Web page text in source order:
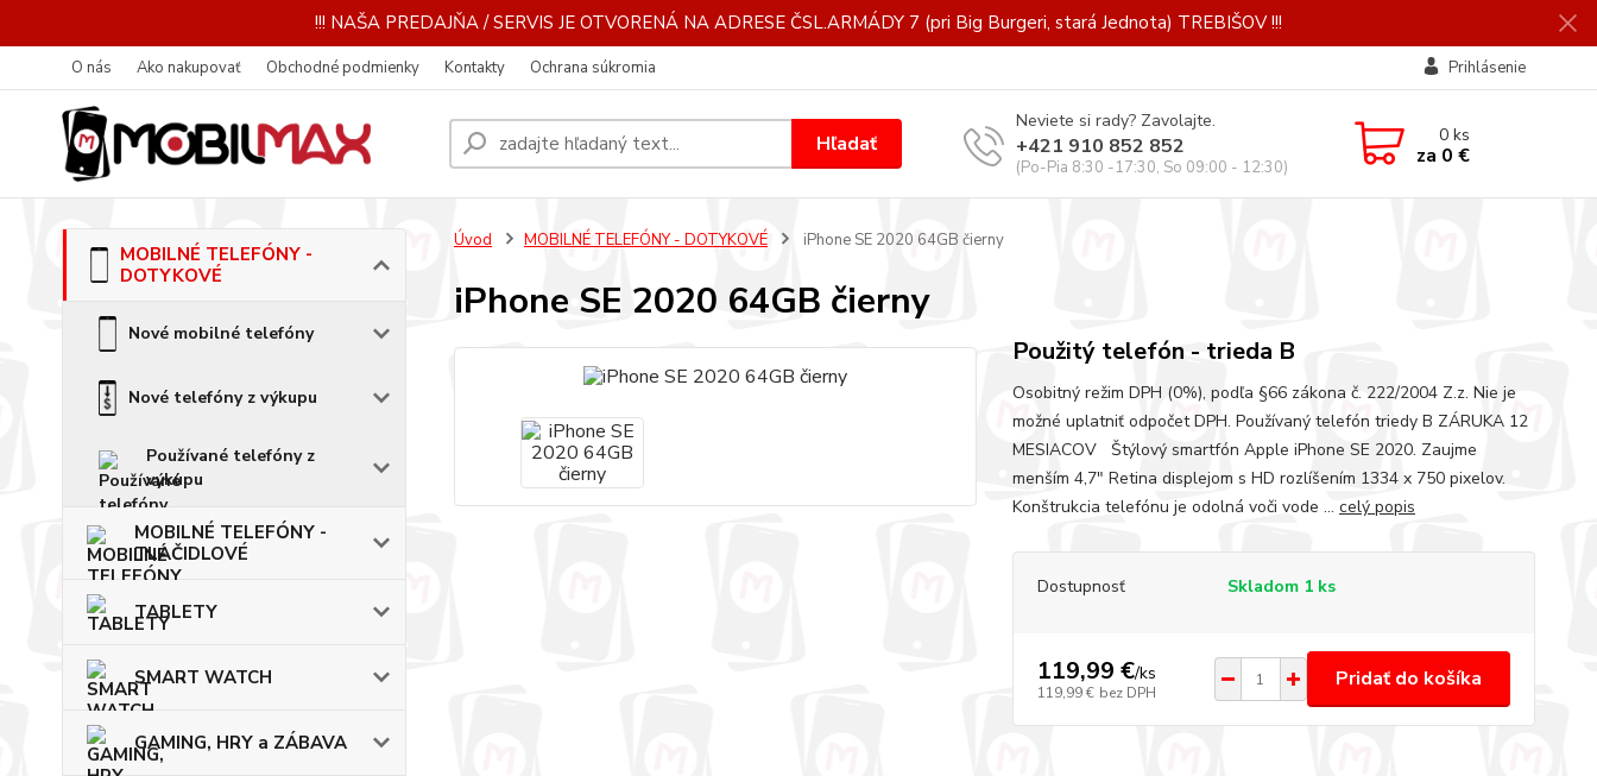
!!! NAŠA PREDAJŇA / SERVIS JE OTVORENÁ NA ADRESE ČSL.ARMÁDY 7 (pri Big Burgeri, stará Jednota) TREBIŠOV !!!
O nás Ako nakupovať Obchodné podmienky Kontakty Ochrana súkromia Prihlásenie
Hľadať
Neviete si rady? Zavolajte.
+421 910 852 852
(Po-Pia 8:30 -17:30, So 09:00 - 12:30)
0ks
za 0 €
MOBILNÉ TELEFÓNY -
DOTYKOVÉ
Nové mobilné telefóny
Nové telefóny z výkupu
Používané telefóny z
výkupu
MOBILNÉ TELEFÓNY -
TLAČIDLOVÉ
TABLETY
SMART WATCH
GAMING, HRY a ZÁBAVA
Úvod MOBILNÉ TELEFÓNY - DOTYKOVÉ iPhone SE 2020 64GB čierny
iPhone SE 2020 64GB čierny
Použitý telefón - trieda B
Osobitný režim DPH (0%), podľa §66 zákona č. 222/2004 Z.z. Nie je
možné uplatniť odpočet DPH. Používaný telefón triedy B ZÁRUKA 12
MESIACOV Štýlový smartfón Apple iPhone SE 2020. Zaujme
menším 4,7" Retina displejom s HD rozlíšením 1334 x 750 pixelov.
Konštrukcia telefónu je odolná voči vode ... celý popis
Dostupnosť Skladom 1 ks
119,99 €/ks
119,99 € bez DPH
Pridať do košíka